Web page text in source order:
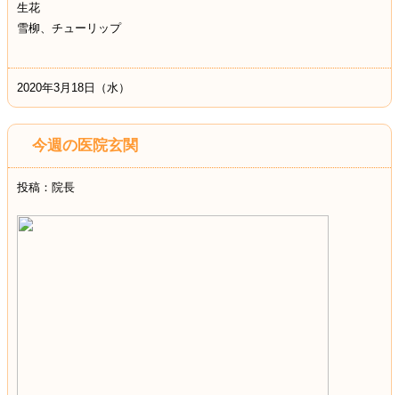
生花
雪柳、チューリップ
2020年3月18日（水）
今週の医院玄関
投稿：院長